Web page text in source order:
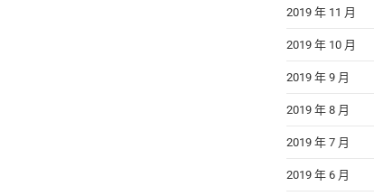
2019 年 11 月
2019 年 10 月
2019 年 9 月
2019 年 8 月
2019 年 7 月
2019 年 6 月